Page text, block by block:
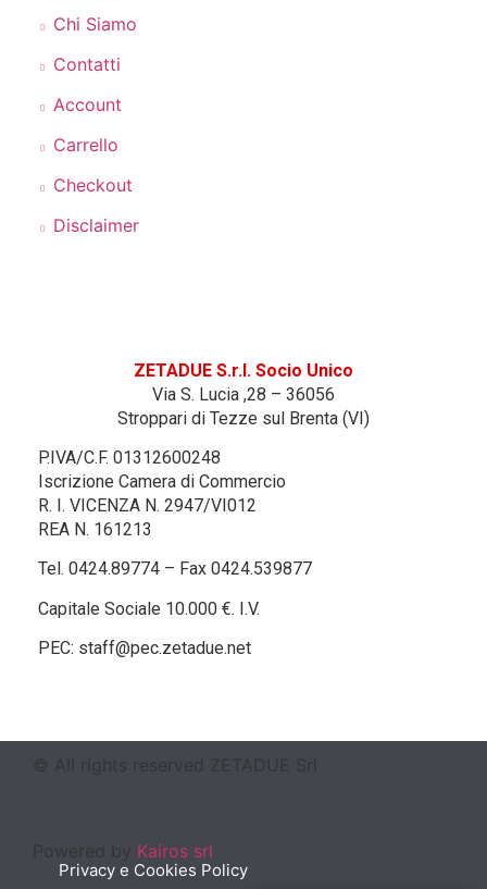
Chi Siamo
Contatti
Account
Carrello
Checkout
Disclaimer
ZETADUE S.r.l. Socio Unico
Via S. Lucia ,28 – 36056
Stroppari di Tezze sul Brenta (VI)
P.IVA/C.F. 01312600248
Iscrizione Camera di Commercio
R. I. VICENZA N. 2947/VI012
REA N. 161213
Tel. 0424.89774 – Fax 0424.539877
Capitale Sociale 10.000 €. I.V.
PEC: staff@pec.zetadue.net
© All rights reserved ZETADUE Srl​
Powered by Kairos srl
Privacy e Cookies Policy